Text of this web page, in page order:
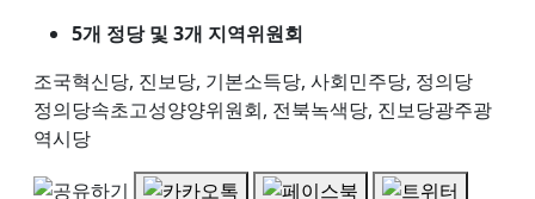
5개 정당 및 3개 지역위원회
조국혁신당, 진보당, 기본소득당, 사회민주당, 정의당
정의당속초고성양양위원회, 전북녹색당, 진보당광주광
역시당